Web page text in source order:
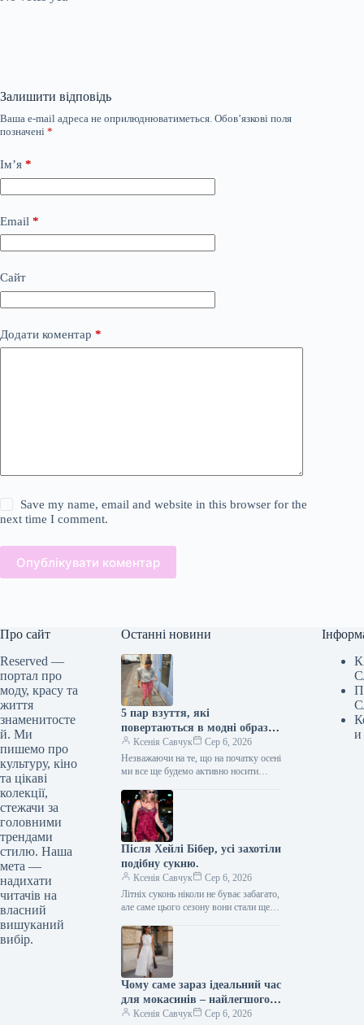
Залишити відповідь
Ваша e-mail адреса не оприлюднюватиметься. Обов’язкові поля
позначені *
Ім’я *
Email *
Сайт
Додати коментар *
Save my name, email and website in this browser for the
next time I comment.
Опублікувати коментар
Про сайт
Reserved —
портал про
моду, красу та
життя
знаменитосте
й. Ми
пишемо про
культуру, кіно
та цікаві
колекції,
стежачи за
головними
трендами
стилю. Наша
мета —
надихати
читачів на
власний
вишуканий
вибір.
Останні новини
5 пар взуття, які
повертаються в модні образи
з приходом осені
Ксенія Савчук
Сер 6, 2026
Незважаючи на те, що на початку осені
ми все ще будемо активно носити
матимемо…
Після Хейлі Бібер, усі захотіли
подібну сукню.
Ксенія Савчук
Сер 6, 2026
Літніх суконь ніколи не буває забагато,
але саме цього сезону вони стали ще
остаточно відмовляються від…
Чому саме зараз ідеальний час
для мокасинів – найлегшого
закритого взуття
Ксенія Савчук
Сер 6, 2026
и